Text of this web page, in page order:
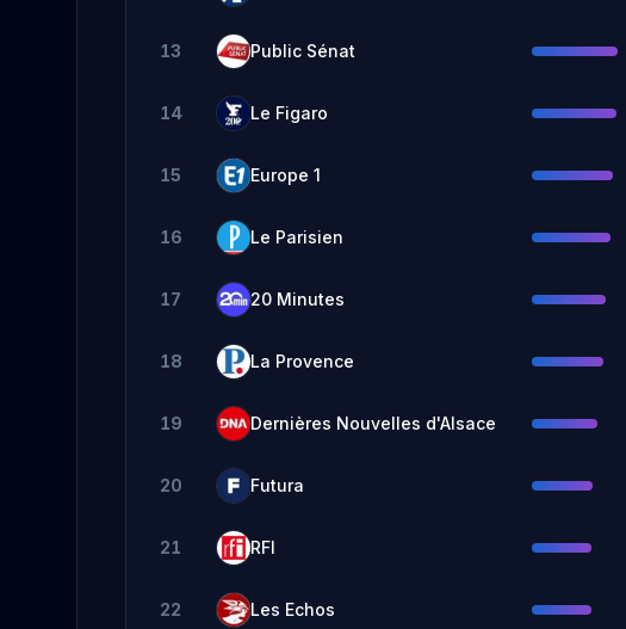
13 Public Sénat
14 Le Figaro
15 Europe 1
16 Le Parisien
17 20 Minutes
18 La Provence
19 Dernières Nouvelles d'Alsace
20 Futura
21 RFI
22 Les Echos